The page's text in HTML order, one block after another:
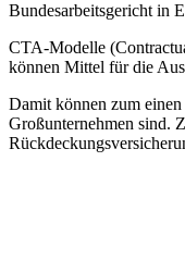
Bundesarbeitsgericht in
CTA-Modelle
können Mittel für die
Damit können zum
Großunternehmen sind.